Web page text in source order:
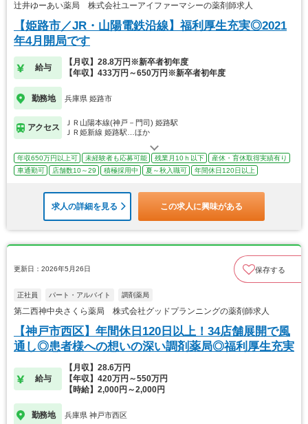
辻井ゆーあい薬局 株式会社ユーアイファーマシーの薬剤師求人
【姫路市／JR・山陽電鉄沿線】福利厚生充実◎2021
年4月開局です
給与
【月収】28.8万円※新卒者初年度
【年収】433万円～650万円※新卒者初年度
勤務地 兵庫県 姫路市
アクセス
ＪＲ山陽本線(神戸－門司) 姫路駅
ＪＲ姫新線 姫路駅…ほか
年収650万円以上可 未経験者も応募可能 残業月10ｈ以下
産休・育休取得実績有り
車通勤可
店舗数10～29 積極採用中 夏～秋入職可 年間休日120日以上
求人の詳細を見る この求人に興味がある
更新日：2026年5月26日 保存する
正社員 パート・アルバイト 調剤薬局
第二西神中央さくら薬局 株式会社グッドプランニングの薬剤師求人
【神戸市西区】年間休日120日以上！34店舗展開で風
通し◎患者様への想いの深い調剤薬局◎福利厚生充実
給与
【月収】28.6万円
【年収】420万円～550万円
【時給】2,000円～2,000円
勤務地 兵庫県 神戸市西区